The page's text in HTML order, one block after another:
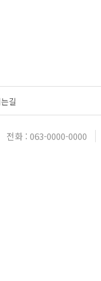
길
전화 : 063-0000-0000